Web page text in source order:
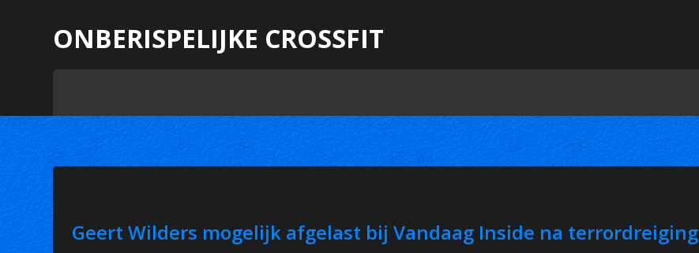
ONBERISPELIJKE CROSSFIT
Geert Wilders mogelijk afgelast bij Vandaag Inside na terrordreiging